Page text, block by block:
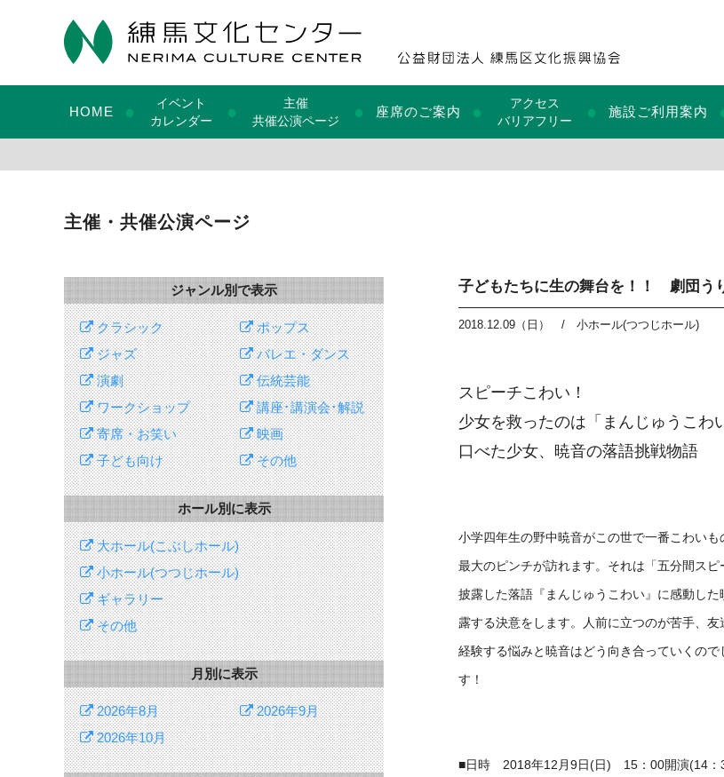
HOME ●
イベント
カレンダー
●
主催
共催公演ページ
● 座席のご案内 ●
アクセス
バリアフリー
● 施設ご利用案内
主催・共催公演ページ
ジャンル別で表示
クラシック
ポップス
ジャズ
バレエ・ダンス
演劇
伝統芸能
ワークショップ
講座･講演会･解説
寄席・お笑い
映画
子ども向け
その他
ホール別に表示
大ホール(こぶしホール)
小ホール(つつじホール)
ギャラリー
その他
月別に表示
2026年8月
2026年9月
2026年10月
子どもたちに生の舞台を！！ 劇団う
2018.12.09（日） / 小ホール(つつじホール)
スピーチこわい！
少女を救ったのは「まんじゅうこわ
口べた少女、暁音の落語挑戦物語
小学四年生の野中暁音がこの世で一番こわい
最大のピンチが訪れます。それは「五分間ス
披露した落語『まんじゅうこわい』に感動し
露する決意をします。人前に立つのが苦手、
経験する悩みと暁音はどう向き合っていくの
す！
■日時 2018年12月9日(日) 15：00開演(14：